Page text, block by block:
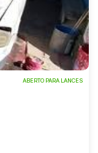
ABERTO PARA LANCES